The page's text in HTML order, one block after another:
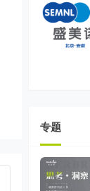
专题